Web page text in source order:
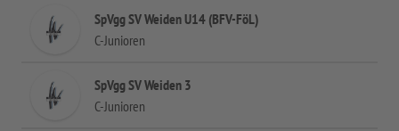
SpVgg SV Weiden U14 (BFV-FöL)
C-Junioren
SpVgg SV Weiden 3
C-Junioren